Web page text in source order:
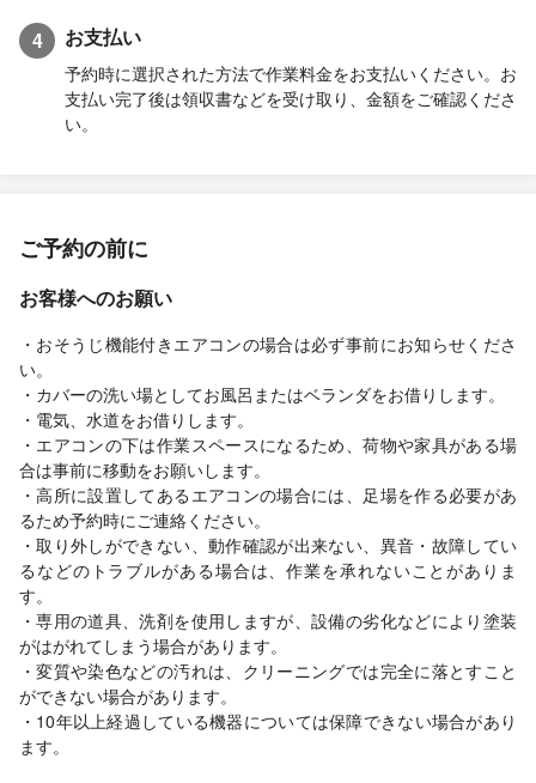
4 お支払い
予約時に選択された方法で作業料金をお支払いください。お
支払い完了後は領収書などを受け取り、金額をご確認くださ
い。
ご予約の前に
お客様へのお願い
・おそうじ機能付きエアコンの場合は必ず事前にお知らせくださ
い。
・カバーの洗い場としてお風呂またはベランダをお借りします。
・電気、水道をお借りします。
・エアコンの下は作業スペースになるため、荷物や家具がある場
合は事前に移動をお願いします。
・高所に設置してあるエアコンの場合には、足場を作る必要があ
るため予約時にご連絡ください。
・取り外しができない、動作確認が出来ない、異音・故障してい
るなどのトラブルがある場合は、作業を承れないことがありま
す。
・専用の道具、洗剤を使用しますが、設備の劣化などにより塗装
がはがれてしまう場合があります。
・変質や染色などの汚れは、クリーニングでは完全に落とすこと
ができない場合があります。
・10年以上経過している機器については保障できない場合があり
ます。